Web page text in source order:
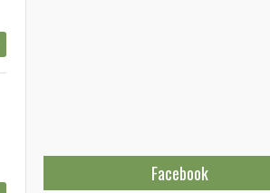
Facebook